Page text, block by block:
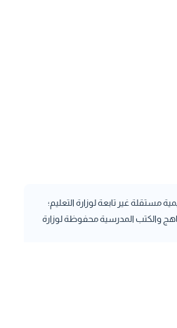
مستقلة غير تابعة لوزارة التعليم؛
والكتب المدرسية محفوظة لوزارة